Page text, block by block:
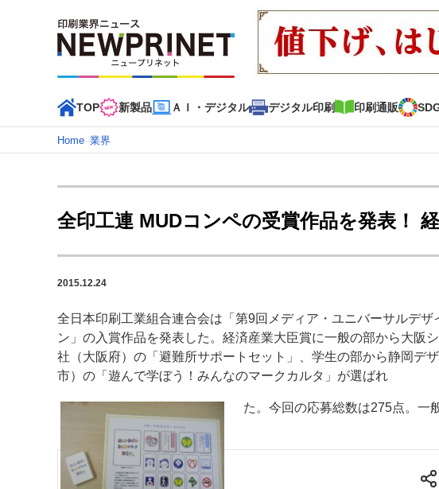
TOP 新製品 ＡＩ・デジタル デジタル印刷 印刷通販
インデックス
TOP 新着記事 特集記事 動画コンテンツ インタビュ
カテゴリー一覧
新商品 新製品 ＡＩ・デジタル デジタル印刷 印刷通販 SDGs・
特集記事カテゴリー一覧
特集・デジタル印刷 アイデアで勝負！ ～多様なビジネス・多彩な商材～
特集・デジタル印刷 ～ 新成長軌道を描く
発刊案内 JFPI印刷用語集 印刷機材年鑑
運営
会社案内 購読・購入申し込み お問い
Home–業界
全印工連 MUDコンペの受賞作品を発表！
2015.12.24
全日本印刷工業組合連合会は「第9回メディア・ユニバーサルデザ
ン」の入賞作品を発表した。経済産業大臣賞に一般の部から大阪
社（大阪府）の「避難所サポートセット」、学生の部から静岡デ
市）の「遊んで学ぼう！みんなのマークカルタ」が選ばれ
た。今回の応募総数は275点。一